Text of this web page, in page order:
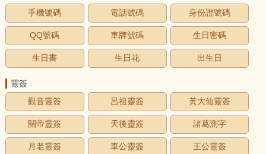
手機號碼
電話號碼 身份證號碼
QQ號碼 車牌號碼 生日密碼
生日書 生日花 出生日
靈簽
觀音靈簽
呂祖靈簽 黃大仙靈簽
關帝靈簽 天後靈簽 諸葛測字
月老靈簽 車公靈簽 王公靈簽